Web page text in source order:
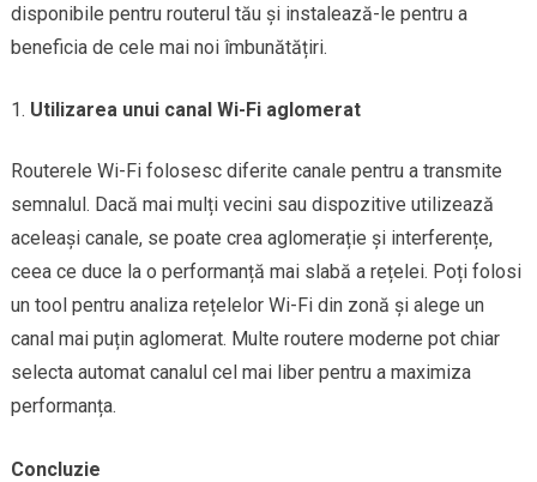
disponibile pentru routerul tău și instalează-le pentru a
beneficia de cele mai noi îmbunătățiri.
Utilizarea unui canal Wi-Fi aglomerat
Routerele Wi-Fi folosesc diferite canale pentru a transmite
semnalul. Dacă mai mulți vecini sau dispozitive utilizează
aceleași canale, se poate crea aglomerație și interferențe,
ceea ce duce la o performanță mai slabă a rețelei. Poți folosi
un tool pentru analiza rețelelor Wi-Fi din zonă și alege un
canal mai puțin aglomerat. Multe routere moderne pot chiar
selecta automat canalul cel mai liber pentru a maximiza
performanța.
Concluzie